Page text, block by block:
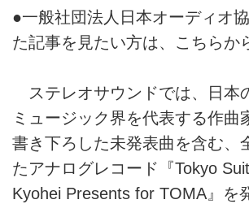
●一般社団法人日本オーディオ
た記事を見たい方は、こちらか
ステレオサウンドでは、日本
ミュージック界を代表する作曲
書き下ろした未発表曲を含む、
たアナログレコード『Tokyo
Kyohei Presents for TOMA』を